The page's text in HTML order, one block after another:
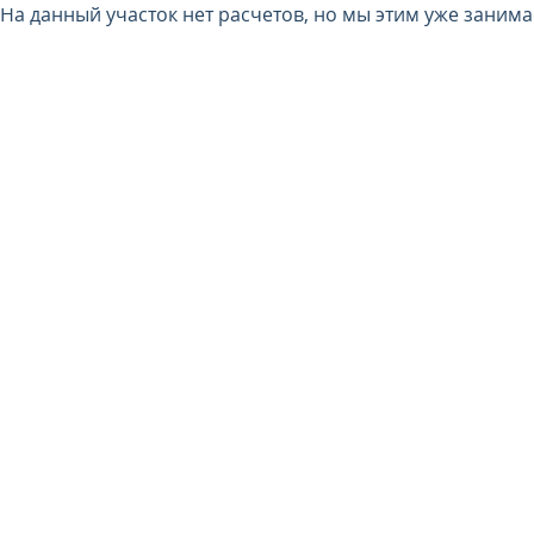
На данный участок нет расчетов, но мы этим уже